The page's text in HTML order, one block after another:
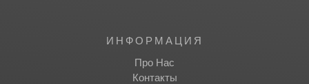
ИНФОРМАЦИЯ
Про Нас
Контакты